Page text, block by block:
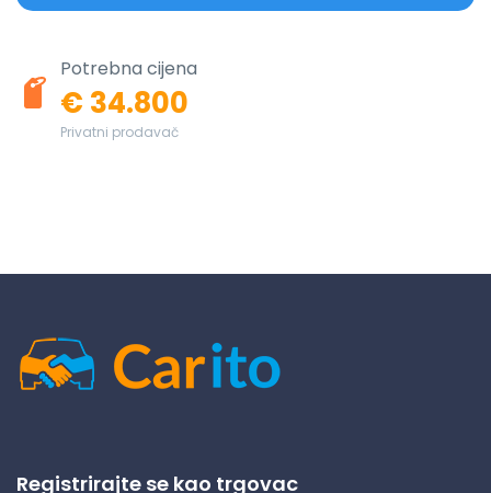
Potrebna cijena
€ 34.800
Privatni prodavač
Registrirajte se kao trgovac